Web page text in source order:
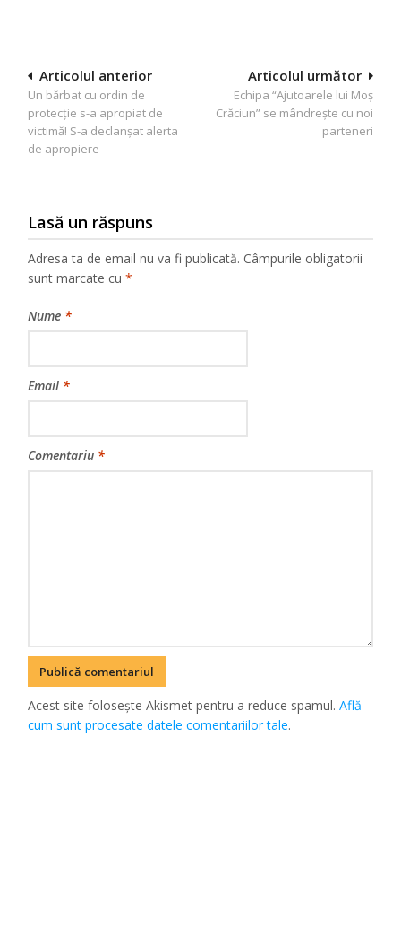
Navigare
în
articole
Articolul următor
Echipa “Ajutoarele lui Moș
Crăciun” se mândrește cu noi
parteneri
Articolul anterior
Un bărbat cu ordin de
protecție s-a apropiat de
victimă! S-a declanșat alerta
de apropiere
Lasă un răspuns
Adresa ta de email nu va fi publicată. Câmpurile obligatorii
sunt marcate cu*
Nume *
Email *
Comentariu *
Acest site folosește Akismet pentru a reduce spamul.Află
cum sunt procesate datele comentariilor tale.